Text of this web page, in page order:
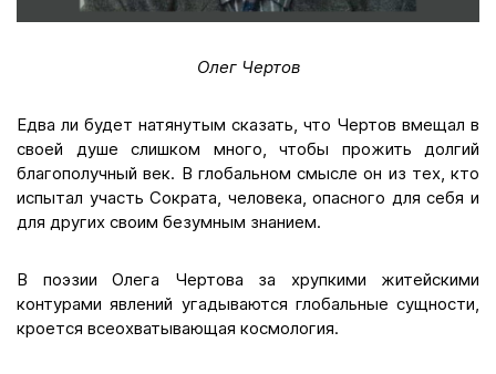
Олег Чертов
Едва ли будет натянутым сказать, что Чертов вмещал в
своей душе слишком много, чтобы прожить долгий
благополучный век. В глобальном смысле он из тех, кто
испытал участь Сократа, человека, опасного для себя и
для других своим безумным знанием.
В поэзии Олега Чертова за хрупкими житейскими
контурами явлений угадываются глобальные сущности,
кроется всеохватывающая космология.